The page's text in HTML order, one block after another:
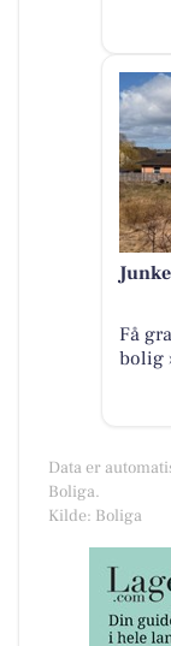
Få
bolig
Data er
Boliga.
Kilde: Boliga